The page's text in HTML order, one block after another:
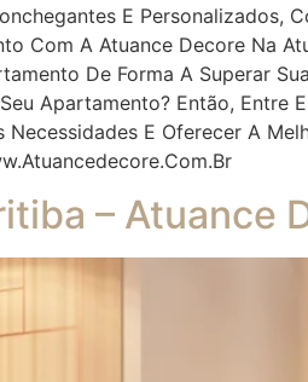
E Personalizados,
Com A Atuance Decore Na
De Forma A Superar
Apartamento? Então, Entre
E Oferecer A
– Atuance